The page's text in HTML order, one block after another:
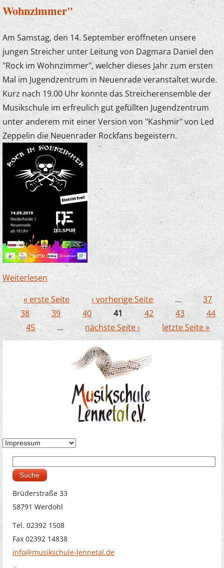
Wohnzimmer"
Am Samstag, den 14. September eröffneten unsere
jungen Streicher unter Leitung von Dagmara Daniel den
"Rock im Wohnzimmer", welcher dieses Jahr zum ersten
Mal im Jugendzentrum in Neuenrade veranstaltet wurde.
Kurz nach 19.00 Uhr konnte das Streicherensemble der
Musikschule im erfreulich gut gefüllten Jugendzentrum
unter anderem mit einer Version von "Kashmir" von Led
Zeppelin die Neuenrader Rockfans begeistern.
Weiterlesen über Junge Streicher begeistern bei "Rock im
Wohnzimmer"
Seiten
« erste Seite ‹ vorherige Seite …
37
38
39 40 41 42 43
44
45
… nächste Seite › letzte Seite »
Suchformular
Brüderstraße 33
58791 Werdohl
Tel. 02392 1508
Fax 02392 14838
info@musikschule-lennetal.de